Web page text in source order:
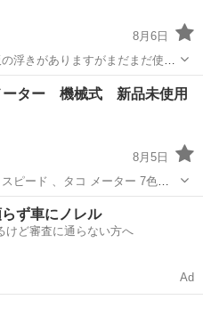
8月6日
浮きがありますがまだまだ使え
比べると半額くらいです。 サイ
寝具
ーター 機械式 新品未使用
8月5日
コ メーター 7色切
家具
ず車にノレル
けど審査に通らない方へ
Ad